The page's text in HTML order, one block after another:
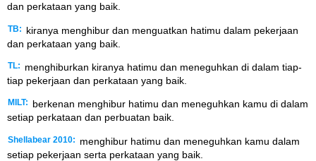
dan perkataan yang baik.
TB:
kiranya menghibur dan menguatkan hatimu dalam pekerjaan
dan perkataan yang baik.
TL:
menghiburkan kiranya hatimu dan meneguhkan di dalam tiap-
tiap pekerjaan dan perkataan yang baik.
MILT:
berkenan menghibur hatimu dan meneguhkan kamu di dalam
setiap perkataan dan perbuatan baik.
Shellabear 2010:
menghibur hatimu dan meneguhkan kamu dalam
setiap pekerjaan serta perkataan yang baik.